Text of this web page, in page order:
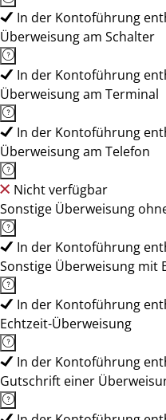
In der Kontoführung
Überweisung am Schalter
In der Kontoführung
Überweisung am Terminal
In der Kontoführung
Überweisung am Telefon
Nicht verfügbar
Sonstige Überweisung
In der Kontoführung
Sonstige Überweisung mit
In der Kontoführung
Echtzeit-Überweisung
In der Kontoführung
Gutschrift einer